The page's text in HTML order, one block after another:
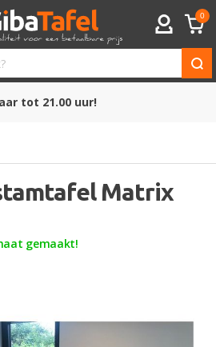
ACCOUNT
0
tot 21.00 uur!
Matrix
gemaakt!